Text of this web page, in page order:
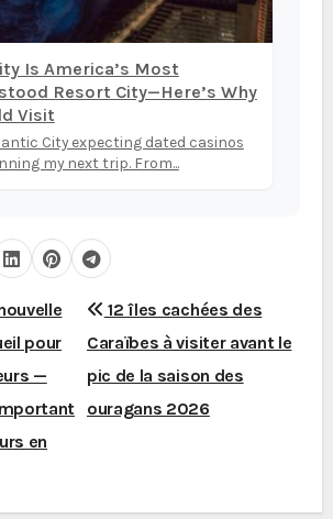
Resort City—Here’s Why
Visit
City expecting dated casinos
my next trip. From...
pour
—
en
12 îles cachées des
Caraïbes à visiter avant le
pic de la saison des
ouragans 2026